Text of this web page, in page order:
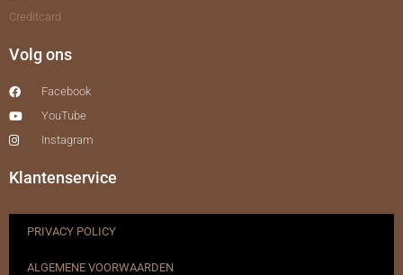
Creditcard
Volg ons
Facebook
YouTube
Instagram
Klantenservice
PRIVACY POLICY
ALGEMENE VOORWAARDEN